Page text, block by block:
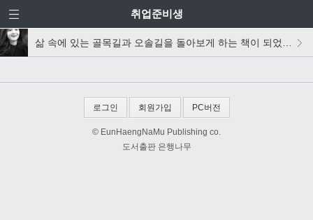
취업준비생
삶 속에 있는 골목길과 오솔길을 돌아보게 하는 책이 되었으면 합니다_<집 떠나 집> 하유지 작가 인터뷰
로그인 회원가입 PC버전
© EunHaengNaMu Publishing co.
도서출판 은행나무